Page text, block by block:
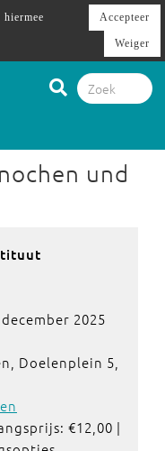
und
2025
Doelenplein 5,
€12,00 |
Accepteer
Weiger